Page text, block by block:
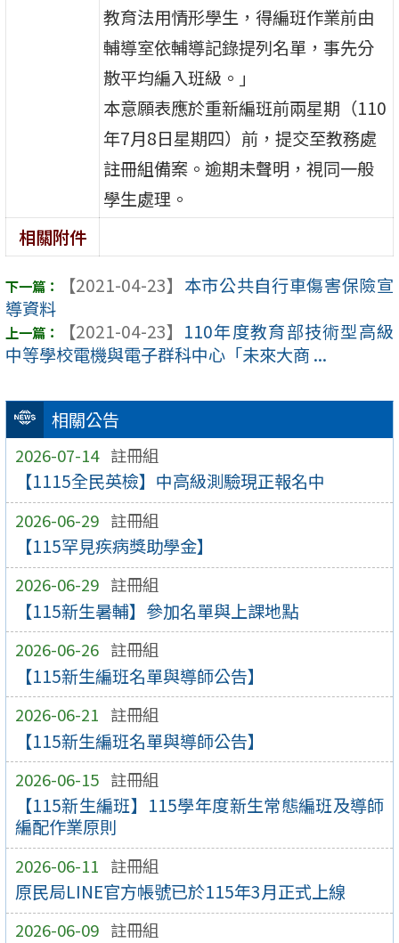
相關公告
2026-07-14 註冊組
【1115全民英檢】中高級測驗現正報名中
2026-06-29 註冊組
【115罕見疾病獎助學金】
2026-06-29 註冊組
【115新生暑輔】參加名單與上課地點
2026-06-26 註冊組
【115新生編班名單與導師公告】
2026-06-21 註冊組
【115新生編班名單與導師公告】
2026-06-15 註冊組
【115新生編班】115學年度新生常態編班及導師
編配作業原則
2026-06-11 註冊組
原民局LINE官方帳號已於115年3月正式上線
2026-06-09 註冊組
教育法用情形學生，得編班作業前由
輔導室依輔導記錄提列名單，事先分
散平均編入班級。」
本意願表應於重新編班前兩星期（110
年7月8日星期四）前，提交至教務處
註冊組備案。逾期未聲明，視同一般
學生處理。
相關附件
【2021-04-23】 本市公共自行車傷害保險宣
導資料
【2021-04-23】 110年度教育部技術型高級
中等學校電機與電子群科中心「未來大商 ...